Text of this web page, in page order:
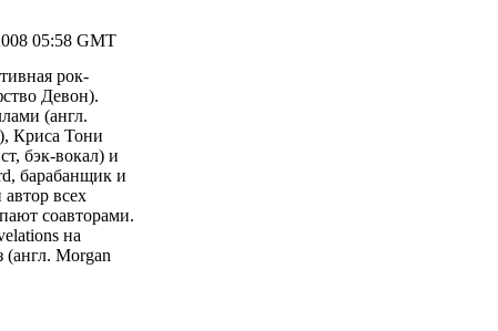
05:58 GMT
рок-
Девон).
(англ.
Криса Тони
бэк-вокал) и
барабанщик и
всех
соавторами.
на
Morgan